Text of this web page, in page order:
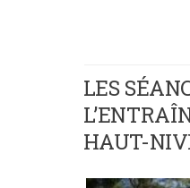
LES
HAUT-